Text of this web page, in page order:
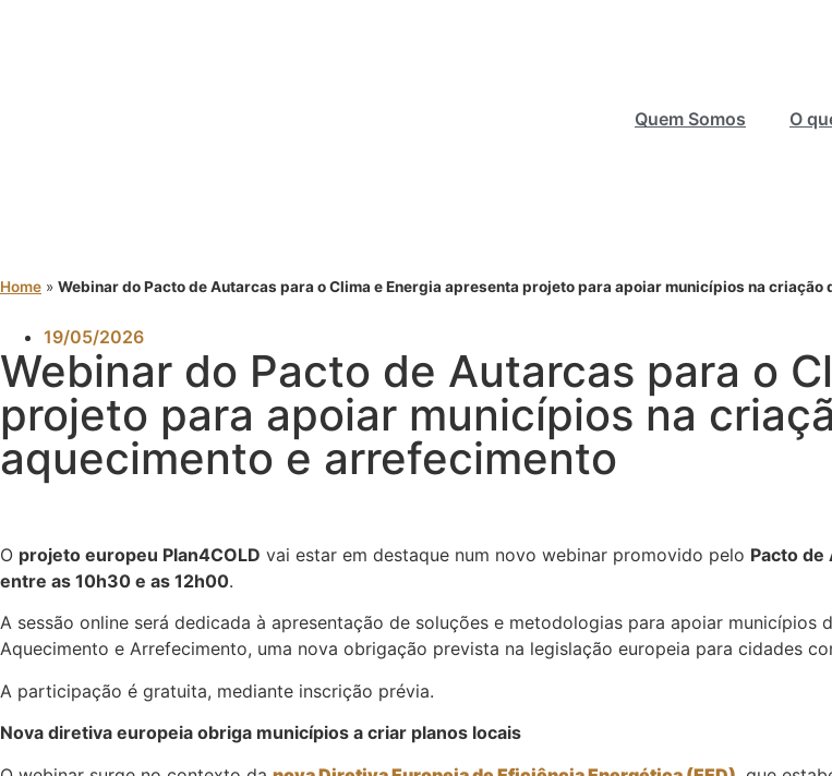
Quem Somos O
Home » Webinar do Pacto de Autarcas para o Clima e Energia apresenta projeto para apoiar municípios na
19/05/2026
Webinar do Pacto de Autarcas para o
projeto para apoiar municípios na
aquecimento e arrefecimento
O projeto europeu Plan4COLD vai estar em destaque num novo webinar promovido pelo Pacto de
entre as 10h30 e as 12h00.
A sessão online será dedicada à apresentação de soluções e metodologias para apoiar municípios
Aquecimento e Arrefecimento, uma nova obrigação prevista na legislação europeia para cidades
A participação é gratuita, mediante inscrição prévia.
Nova diretiva europeia obriga municípios a criar planos locais